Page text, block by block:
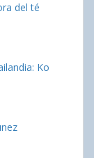
del té
Ko